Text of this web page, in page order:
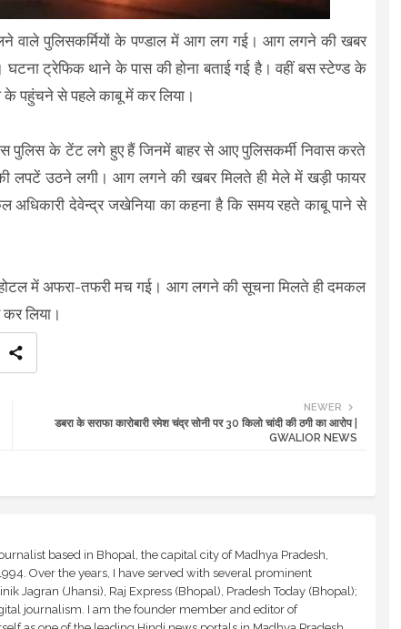
वाले पुलिसकर्मियों के पण्डाल में आग लग गई। आग लगने की खबर
ट्रेफिक थाने के पास की होना बताई गई है। वहीं बस स्टेण्ड के
पहुंचने से पहले काबू में कर लिया।
पुलिस के टेंट लगे हुए हैं जिनमें बाहर से आए पुलिसकर्मी निवास करते
लपटें उठने लगी। आग लगने की खबर मिलते ही मेले में खड़ी फायर
अधिकारी देवेन्द्र जखेनिया का कहना है कि समय रहते काबू पाने से
में अफरा-तफरी मच गई। आग लगने की सूचना मिलते ही दमकल
लिया।
NEWER
डबरा के सराफा कारोबारी रमेश चंद्र सोनी पर 30 किलो चांदी की ठगी का आरोप |
GWALIOR NEWS
based in Bhopal, the capital city of Madhya Pradesh,
Over the years, I have served with several prominent
Jagran (Jhansi), Raj Express (Bhopal), Pradesh Today (Bhopal);
journalism. I am the founder member and editor of